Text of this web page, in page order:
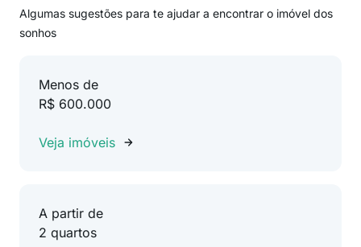
Algumas sugestões para te ajudar a encontrar o imóvel dos
sonhos
Menos de
R$ 600.000
Veja imóveis
A partir de
2 quartos